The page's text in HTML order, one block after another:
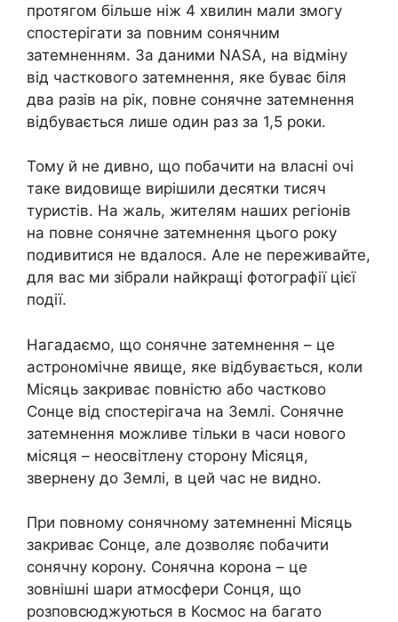
протягом більше ніж 4 хвилин мали змогу
спостерігати за повним сонячним
затемненням. За даними NASA, на відміну
від часткового затемнення, яке буває біля
два разів на рік, повне сонячне затемнення
відбувається лише один раз за 1,5 роки.
Тому й не дивно, що побачити на власні очі
таке видовище вирішили десятки тисяч
туристів. На жаль, жителям наших регіонів
на повне сонячне затемнення цього року
подивитися не вдалося. Але не переживайте,
для вас ми зібрали найкращі фотографії цієї
події.
Нагадаємо, що сонячне затемнення – це
астрономічне явище, яке відбувається, коли
Місяць закриває повністю або частково
Сонце від спостерігача на Землі. Сонячне
затемнення можливе тільки в часи нового
місяця – неосвітлену сторону Місяця,
звернену до Землі, в цей час не видно.
При повному сонячному затемненні Місяць
закриває Сонце, але дозволяє побачити
сонячну корону. Сонячна корона – це
зовнішні шари атмосфери Сонця, що
розповсюджуються в Космос на багато